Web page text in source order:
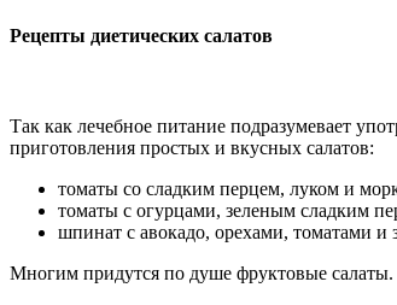
Рецепты диетических салатов
Так как лечебное питание подразумевает
приготовления простых и вкусных салатов:
томаты со сладким перцем, луком и
томаты с огурцами, зеленым сладким
шпинат с авокадо, орехами, томатами и
Многим придутся по душе фруктовые